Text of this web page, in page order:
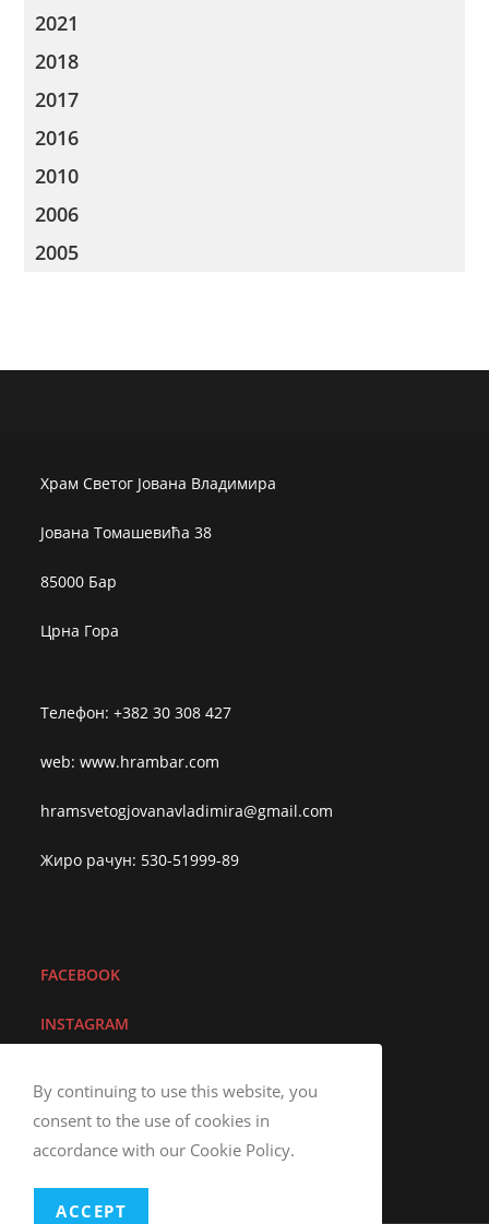
2021
2018
2017
2016
2010
2006
2005
Храм Светог Јована Владимира
Јована Томашевића 38
85000 Бар
Црна Гора
Телефон: +382 30 308 427
web: www.hrambar.com
hramsvetogjovanavladimira@gmail.com
Жиро рачун: 530-51999-89
FACEBOOK
INSTAGRAM
VIBER
By continuing to use this website, you
consent to the use of cookies in
accordance with our Cookie Policy.
ACCEPT